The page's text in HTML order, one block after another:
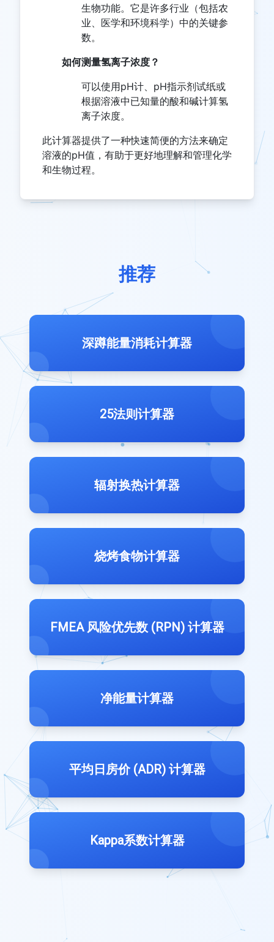
生物功能。它是许多行业（包括农
业、医学和环境科学）中的关键参
数。
如何测量氢离子浓度？
可以使用pH计、pH指示剂试纸或
根据溶液中已知量的酸和碱计算氢
离子浓度。
此计算器提供了一种快速简便的方法来确定
溶液的pH值，有助于更好地理解和管理化学
和生物过程。
推荐
深蹲能量消耗计算器
25法则计算器
辐射换热计算器
烧烤食物计算器
FMEA 风险优先数 (RPN) 计算器
净能量计算器
平均日房价 (ADR) 计算器
Kappa系数计算器